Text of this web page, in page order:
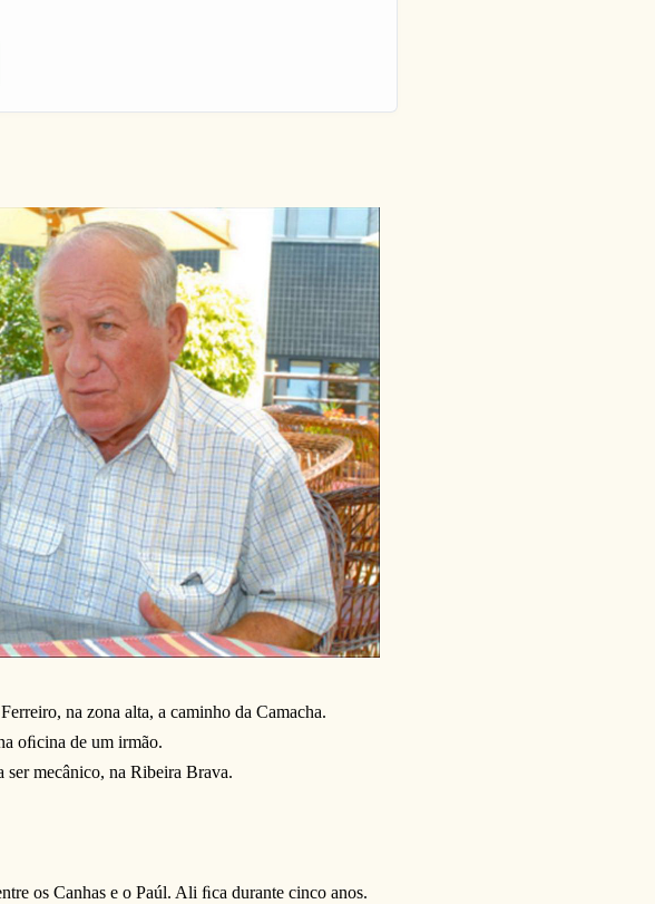
na zona alta, a caminho da Camacha.
oﬁcina de um irmão.
ser mecânico, na Ribeira Brava.
os Canhas e o Paúl. Ali ﬁca durante cinco anos.